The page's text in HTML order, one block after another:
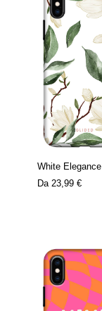
White Elegance
Da 23,99 €